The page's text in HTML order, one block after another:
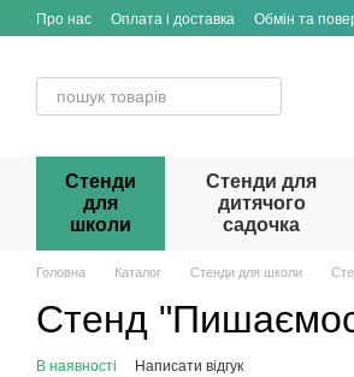
Перейти до основного контенту
Про нас Оплата і доставка Обмін та
Стенди
для
школи
Стенди для
дитячого
садочка
Головна Каталог Стенди для школи
Стенд
В наявності Написати відгук